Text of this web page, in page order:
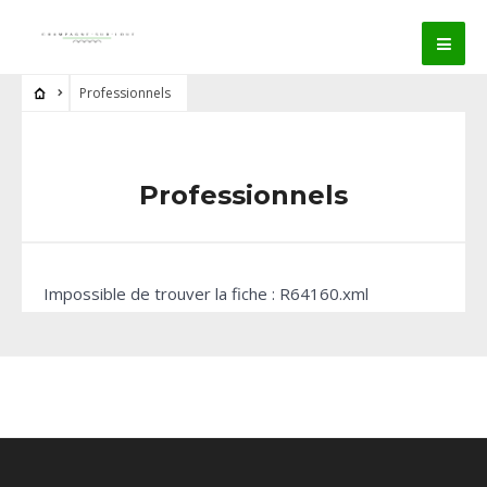
Professionnels
Professionnels
Impossible de trouver la fiche : R64160.xml